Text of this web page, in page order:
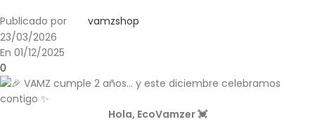
Publicado por
vamzshop
23/03/2026
En 01/12/2025
0
Hola, EcoVamzer 💓